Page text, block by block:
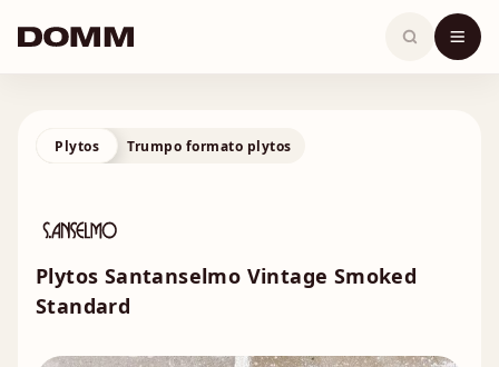
content
Plytos Trumpo formato plytos
Plytos Santanselmo Vintage Smoked
Standard